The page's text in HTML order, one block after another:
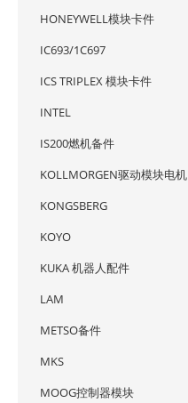
HONEYWELL模块卡件
IC693/1C697
ICS TRIPLEX 模块卡件
INTEL
IS200燃机备件
KOLLMORGEN驱动模块电机
KONGSBERG
KOYO
KUKA 机器人配件
LAM
METSO备件
MKS
MOOG控制器模块